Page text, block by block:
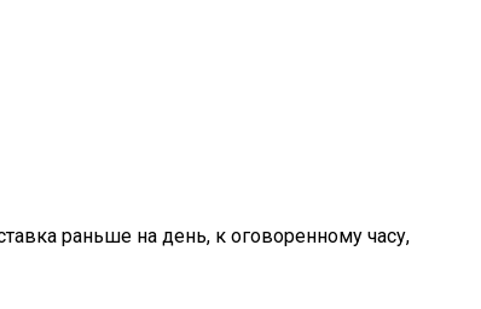
раньше на день, к оговоренному часу,